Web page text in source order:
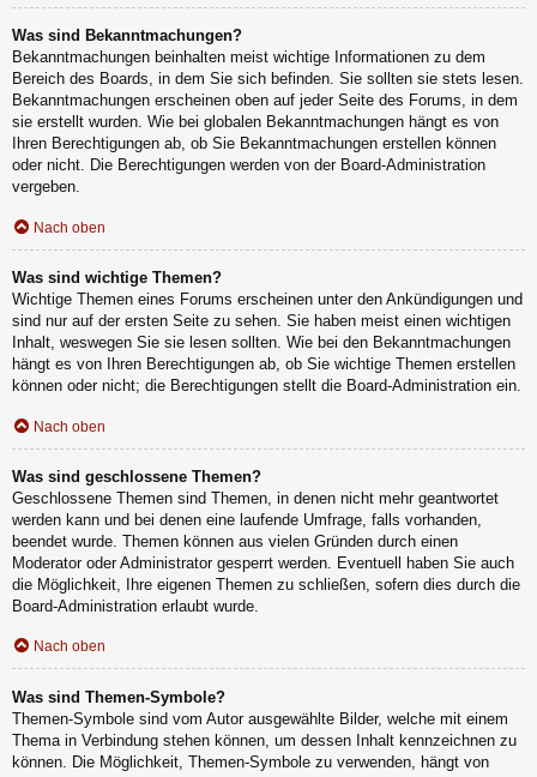
Was sind Bekanntmachungen?
Bekanntmachungen beinhalten meist wichtige Informationen zu dem
Bereich des Boards, in dem Sie sich befinden. Sie sollten sie stets lesen.
Bekanntmachungen erscheinen oben auf jeder Seite des Forums, in dem
sie erstellt wurden. Wie bei globalen Bekanntmachungen hängt es von
Ihren Berechtigungen ab, ob Sie Bekanntmachungen erstellen können
oder nicht. Die Berechtigungen werden von der Board-Administration
vergeben.
Nach oben
Was sind wichtige Themen?
Wichtige Themen eines Forums erscheinen unter den Ankündigungen und
sind nur auf der ersten Seite zu sehen. Sie haben meist einen wichtigen
Inhalt, weswegen Sie sie lesen sollten. Wie bei den Bekanntmachungen
hängt es von Ihren Berechtigungen ab, ob Sie wichtige Themen erstellen
können oder nicht; die Berechtigungen stellt die Board-Administration ein.
Nach oben
Was sind geschlossene Themen?
Geschlossene Themen sind Themen, in denen nicht mehr geantwortet
werden kann und bei denen eine laufende Umfrage, falls vorhanden,
beendet wurde. Themen können aus vielen Gründen durch einen
Moderator oder Administrator gesperrt werden. Eventuell haben Sie auch
die Möglichkeit, Ihre eigenen Themen zu schließen, sofern dies durch die
Board-Administration erlaubt wurde.
Nach oben
Was sind Themen-Symbole?
Themen-Symbole sind vom Autor ausgewählte Bilder, welche mit einem
Thema in Verbindung stehen können, um dessen Inhalt kennzeichnen zu
können. Die Möglichkeit, Themen-Symbole zu verwenden, hängt von